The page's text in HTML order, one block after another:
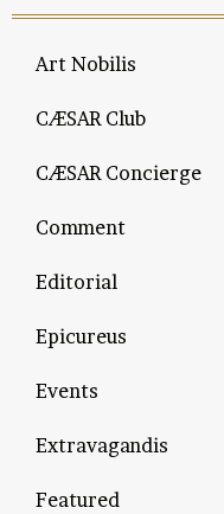
Art Nobilis
CÆSAR Club
CÆSAR Concierge
Comment
Editorial
Epicureus
Events
Extravagandis
Featured